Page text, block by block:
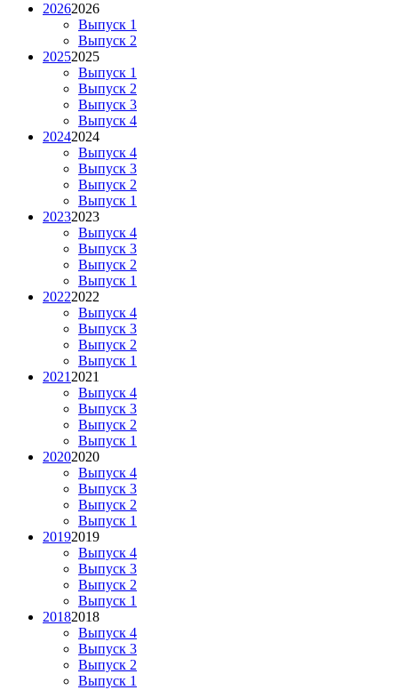
20262026
Выпуск 1
Выпуск 2
20252025
Выпуск 1
Выпуск 2
Выпуск 3
Выпуск 4
20242024
Выпуск 4
Выпуск 3
Выпуск 2
Выпуск 1
20232023
Выпуск 4
Выпуск 3
Выпуск 2
Выпуск 1
20222022
Выпуск 4
Выпуск 3
Выпуск 2
Выпуск 1
2021 2021
Выпуск 4
Выпуск 3
Выпуск 2
Выпуск 1
20202020
Выпуск 4
Выпуск 3
Выпуск 2
Выпуск 1
20192019
Выпуск 4
Выпуск 3
Выпуск 2
Выпуск 1
20182018
Выпуск 4
Выпуск 3
Выпуск 2
Выпуск 1